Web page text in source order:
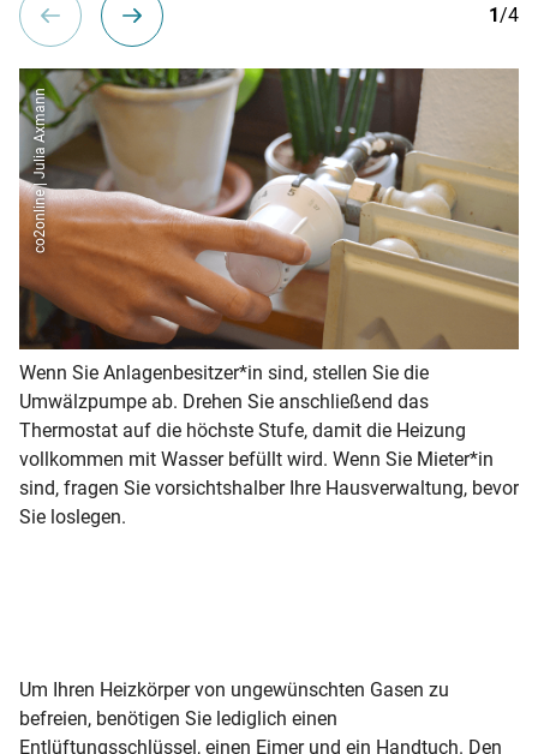
co2online | Julia Axmann
Wenn Sie Anlagenbesitzer*in sind, stellen Sie die
Umwälzpumpe ab. Drehen Sie anschließend das
Thermostat auf die höchste Stufe, damit die Heizung
vollkommen mit Wasser befüllt wird. Wenn Sie Mieter*in
sind, fragen Sie vorsichtshalber Ihre Hausverwaltung, bevor
Sie loslegen.
1/4
Um Ihren Heizkörper von ungewünschten Gasen zu
befreien, benötigen Sie lediglich einen
Entlüftungsschlüssel, einen Eimer und ein Handtuch. Den